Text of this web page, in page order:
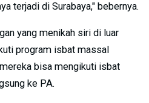
terjadi di Surabaya," bebernya.
yang menikah siri di luar
program isbat massal
bisa mengikuti isbat
ke PA.